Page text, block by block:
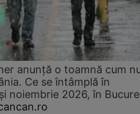
anunță o toamnă cum
Ce se întâmplă în
noiembrie 2026, în